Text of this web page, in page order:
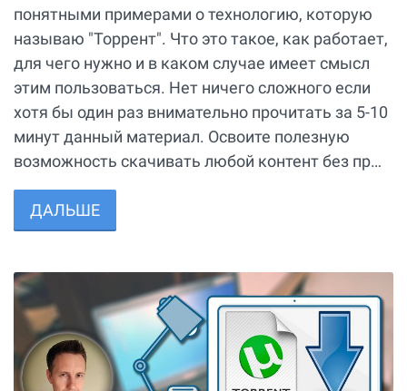
понятными примерами о технологию, которую
называю "Торрент". Что это такое, как работает,
для чего нужно и в каком случае имеет смысл
этим пользоваться. Нет ничего сложного если
хотя бы один раз внимательно прочитать за 5-10
минут данный материал. Освоите полезную
возможность скачивать любой контент без пр…
ДАЛЬШЕ